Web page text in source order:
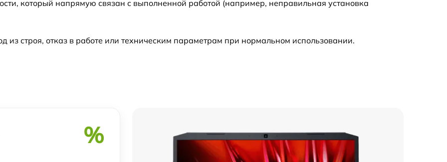
от 60 мин 500 р
который напрямую связан с выполненной работой (например, неправильная установка
строя, отказ в работе или техническим параметрам при нормальном использовании.
%